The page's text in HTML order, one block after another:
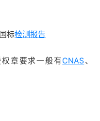
标检测报告
章要求一般有CNAS、